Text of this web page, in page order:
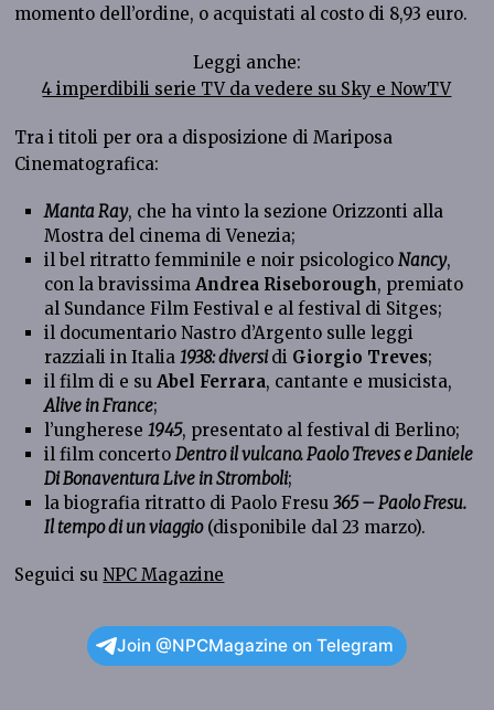
momento dell’ordine, o acquistati al costo di 8,93 euro.
Leggi anche:
4 imperdibili serie TV da vedere su Sky e NowTV
Tra i titoli per ora a disposizione di Mariposa
Cinematografica:
Manta Ray, che ha vinto la sezione Orizzonti alla
Mostra del cinema di Venezia;
il bel ritratto femminile e noir psicologico Nancy,
con la bravissima Andrea Riseborough, premiato
al Sundance Film Festival e al festival di Sitges;
il documentario Nastro d’Argento sulle leggi
razziali in Italia 1938: diversidi Giorgio Treves;
il film di e su Abel Ferrara, cantante e musicista,
Alive in France;
l’ungherese 1945, presentato al festival di Berlino;
il film concerto Dentro il vulcano. Paolo Treves e Daniele
Di Bonaventura Live in Stromboli;
la biografia ritratto di Paolo Fresu 365 – Paolo Fresu.
Il tempo di un viaggio(disponibile dal 23 marzo).
Seguici suNPC Magazine
Join @NPCMagazine on Telegram